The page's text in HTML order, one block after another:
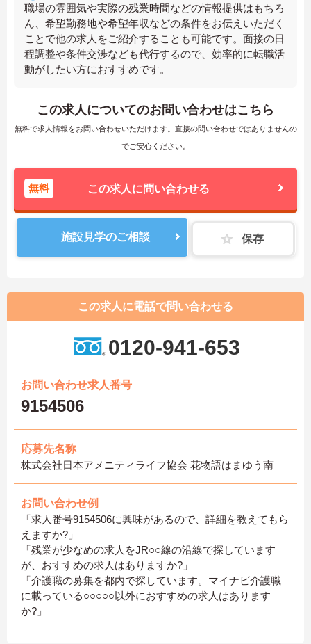
職場の雰囲気や実際の残業時間などの情報提供はもちろ
ん、希望勤務地や希望年収などの条件をお伝えいただく
ことで他の求人をご紹介することも可能です。面接の日
程調整や条件交渉なども代行するので、効率的に転職活
動がしたい方におすすめです。
この求人についてのお問い合わせはこちら
無料で求人情報をお問い合わせいただけます。直接の問い合わせではありませんの
でご安心ください。
無料 この求人に問い合わせる
施設見学のご相談 保存
この求人に電話で問い合わせる
0120-941-653
お問い合わせ求人番号
9154506
応募先名称
株式会社日本アメニティライフ協会 花物語はまゆう南
お問い合わせ例
「求人番号9154506に興味があるので、詳細を教えてもら
えますか?」
「残業が少なめの求人をJR○○線の沿線で探しています
が、おすすめの求人はありますか?」
「介護職の募集を都内で探しています。マイナビ介護職
に載っている○○○○○以外におすすめの求人はあります
か?」